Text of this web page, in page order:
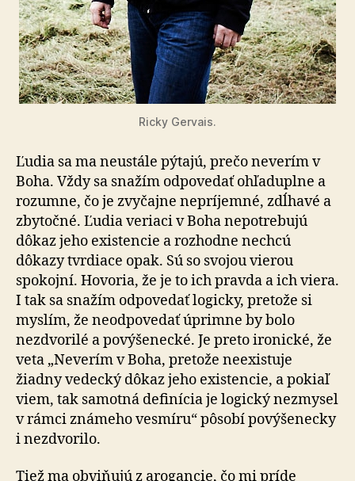
Ricky Gervais.
Ľudia sa ma neustále pýtajú, prečo neverím v
Boha. Vždy sa snažím odpovedať ohľaduplne a
rozumne, čo je zvyčajne nepríjemné, zdĺhavé a
zbytočné. Ľudia veriaci v Boha nepotrebujú
dôkaz jeho existencie a rozhodne nechcú
dôkazy tvrdiace opak. Sú so svojou vierou
spokojní. Hovoria, že je to ich pravda a ich viera.
I tak sa snažím odpovedať logicky, pretože si
myslím, že neodpovedať úprimne by bolo
nezdvorilé a povýšenecké. Je preto ironické, že
veta „Neverím v Boha, pretože neexistuje
žiadny vedecký dôkaz jeho existencie, a pokiaľ
viem, tak samotná definícia je logický nezmysel
v rámci známeho vesmíru“ pôsobí povýšenecky
i nezdvorilo.
Tiež ma obviňujú z arogancie, čo mi príde